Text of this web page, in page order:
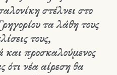
στέλνει στο
τα λάθη τους
τους,
και προσκαλούμενος
ότι νέα αίρεση θα